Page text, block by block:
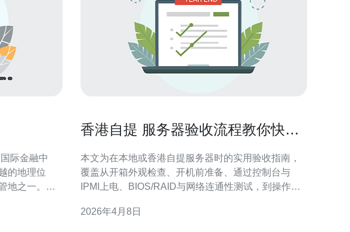
的地理位
地之一。选
香港自提 服务器验收流程教你快速
本文为在本地或香港自提服务器时的实用验收指南，
覆盖从开箱外观检查、开机前准备、通过控制台与
IPMI上电、BIOS/RAID与网络连通性测试，到操作系
与售后申报要点，帮助你在最短时间内完成规范化验
2026年4月8日